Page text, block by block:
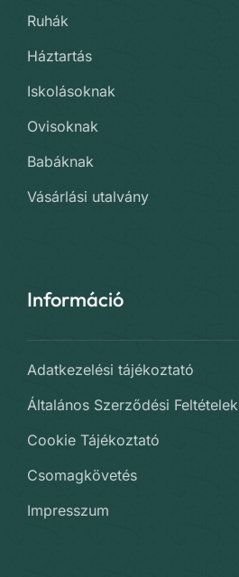
Ruhák
Háztartás
Iskolásoknak
Ovisoknak
Babáknak
Vásárlási utalvány
Információ
Adatkezelési tájékoztató
Általános Szerződési Feltételek
Cookie Tájékoztató
Csomagkövetés
Impresszum